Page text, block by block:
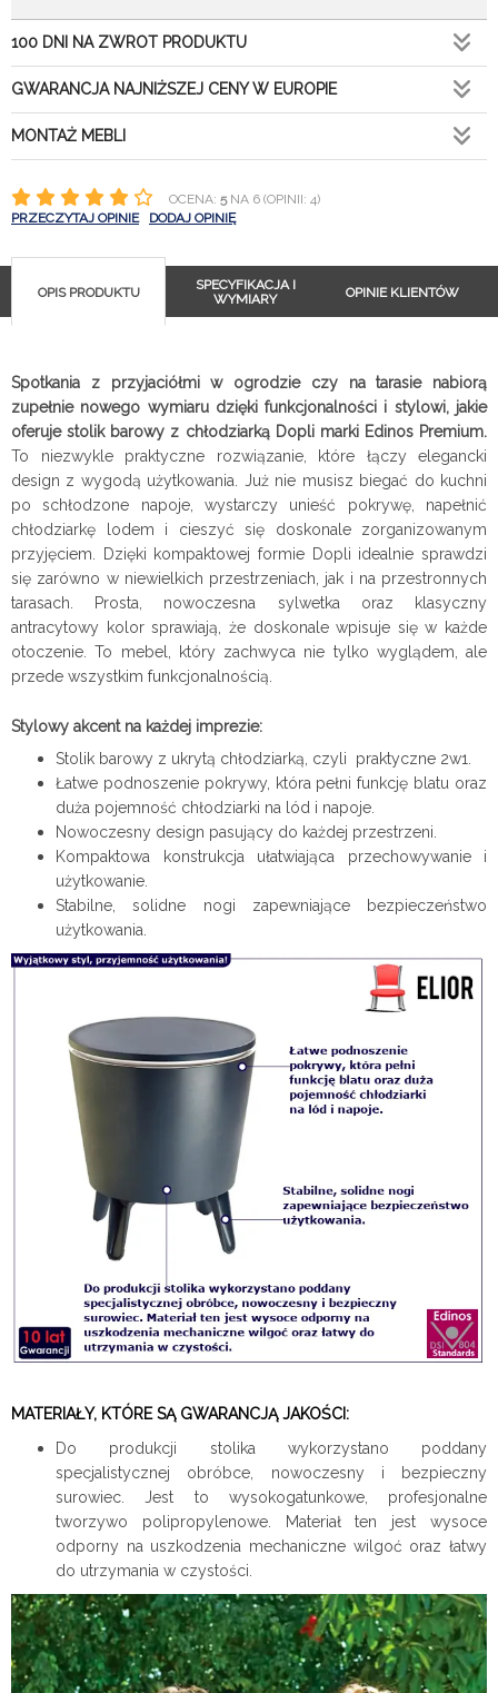
100 DNI NA ZWROT PRODUKTU
GWARANCJA NAJNIŻSZEJ CENY W EUROPIE
MONTAŻ MEBLI
OCENA: 5NA 6 (OPINII: 4)
PRZECZYTAJ OPINIE
DODAJ OPINIĘ
OPIS PRODUKTU
SPECYFIKACJA I
WYMIARY
OPINIE KLIENTÓW
Spotkania z przyjaciółmi w ogrodzie czy na tarasie nabiorą
zupełnie nowego wymiaru dzięki funkcjonalności i stylowi, jakie
oferuje stolik barowy z chłodziarką Dopli marki Edinos Premium.
To niezwykle praktyczne rozwiązanie, które łączy elegancki
design z wygodą użytkowania. Już nie musisz biegać do kuchni
po schłodzone napoje, wystarczy unieść pokrywę, napełnić
chłodziarkę lodem i cieszyć się doskonale zorganizowanym
przyjęciem. Dzięki kompaktowej formie Dopli idealnie sprawdzi
się zarówno w niewielkich przestrzeniach, jak i na przestronnych
tarasach. Prosta, nowoczesna sylwetka oraz klasyczny
antracytowy kolor sprawiają, że doskonale wpisuje się w każde
otoczenie. To mebel, który zachwyca nie tylko wyglądem, ale
przede wszystkim funkcjonalnością.
Stylowy akcent na każdej imprezie:
Stolik barowy z ukrytą chłodziarką, czyli praktyczne 2w1.
Łatwe podnoszenie pokrywy, która pełni funkcję blatu oraz
duża pojemność chłodziarki na lód i napoje.
Nowoczesny design pasujący do każdej przestrzeni.
Kompaktowa konstrukcja ułatwiająca przechowywanie i
użytkowanie.
Stabilne, solidne nogi zapewniające bezpieczeństwo
użytkowania.
MATERIAŁY, KTÓRE SĄ GWARANCJĄ JAKOŚCI:
Do produkcji stolika wykorzystano poddany
specjalistycznej obróbce, nowoczesny i bezpieczny
surowiec. Jest to wysokogatunkowe, profesjonalne
tworzywo polipropylenowe. Materiał ten jest wysoce
odporny na uszkodzenia mechaniczne wilgoć oraz łatwy
do utrzymania w czystości.